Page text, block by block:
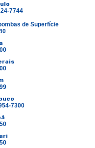
7744
de Superfície
7300